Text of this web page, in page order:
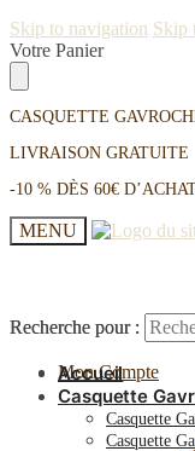
Skip to navigation Skip
Votre Panier
CASQUETTE
LIVRAISON GRATUITE
-10 % DÈS 60€
MENU
Recherche pour :
Mon Compte
Recherche pour :
Accueil
Casquette
Casquette
Casquette